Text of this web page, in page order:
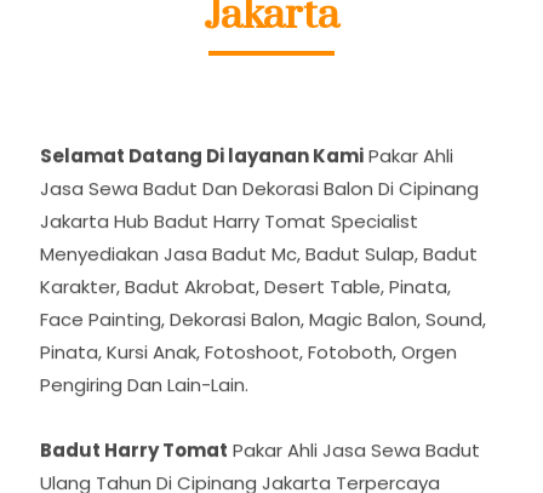
Jakarta
Selamat Datang Di layanan KamiPakar Ahli
Jasa Sewa Badut Dan Dekorasi Balon Di Cipinang
Jakarta Hub Badut Harry Tomat Specialist
Menyediakan Jasa Badut Mc, Badut Sulap, Badut
Karakter, Badut Akrobat, Desert Table, Pinata,
Face Painting, Dekorasi Balon, Magic Balon, Sound,
Pinata, Kursi Anak, Fotoshoot, Fotoboth, Orgen
Pengiring Dan Lain-Lain.
Badut Harry Tomat Pakar Ahli Jasa Sewa Badut
Ulang Tahun Di Cipinang Jakarta Terpercaya